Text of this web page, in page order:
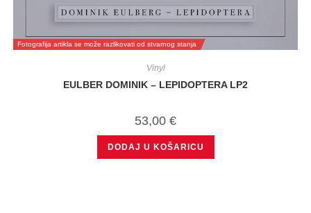
Fotografija artikla se može razlikovati od stvarnog stanja
Vinyl
EULBER DOMINIK – LEPIDOPTERA LP2
53,00 €
DODAJ U KOŠARICU